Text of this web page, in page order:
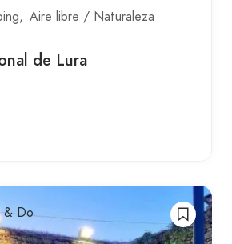
Aire libre / Naturaleza
de Lura